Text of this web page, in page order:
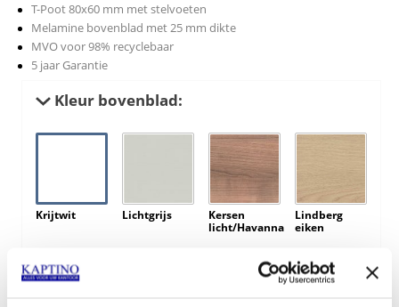
T-Poot 80x60 mm met stelvoeten
Melamine bovenblad met 25 mm dikte
MVO voor 98% recyclebaar
5 jaar Garantie
Kleur bovenblad:
Krijtwit Lichtgrijs
Kersen
licht/Havanna
Lindberg
eiken